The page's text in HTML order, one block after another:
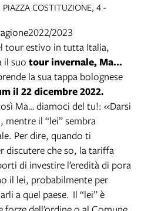
COSTITUZIONE, 4 -
2023
tour estivo in tutta Italia,
il suo tour invernale, Ma…
la sua tappa bolognese
il 22 dicembre 2022.
Ma… diamoci del tu!: «Darsi
mentre il “lei” sembra
Per dire, quando ti
discutere che so, la tariffa
di investire l’eredità di pora
il lei, probabilmente per
a quel paese. Il “lei” è